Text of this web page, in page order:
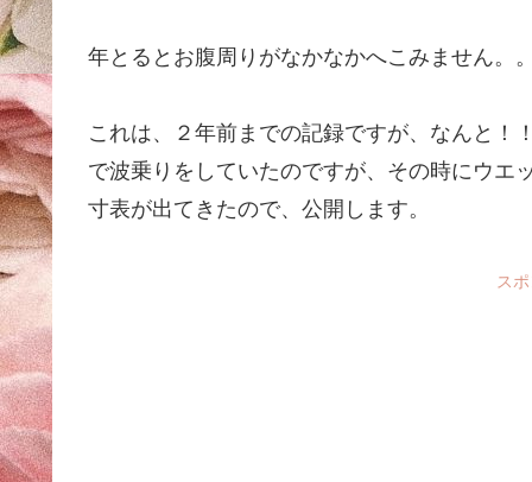
年とるとお腹周りがなかなかへこみません。
これは、２年前までの記録ですが、なんと！
で波乗りをしていたのですが、その時にウエ
寸表が出てきたので、公開します。
ス